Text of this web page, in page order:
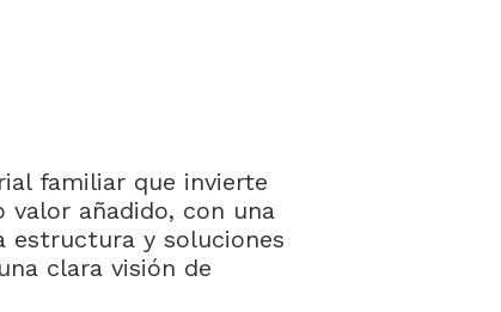
familiar que invierte
añadido, con una
estructura y soluciones
clara visión de